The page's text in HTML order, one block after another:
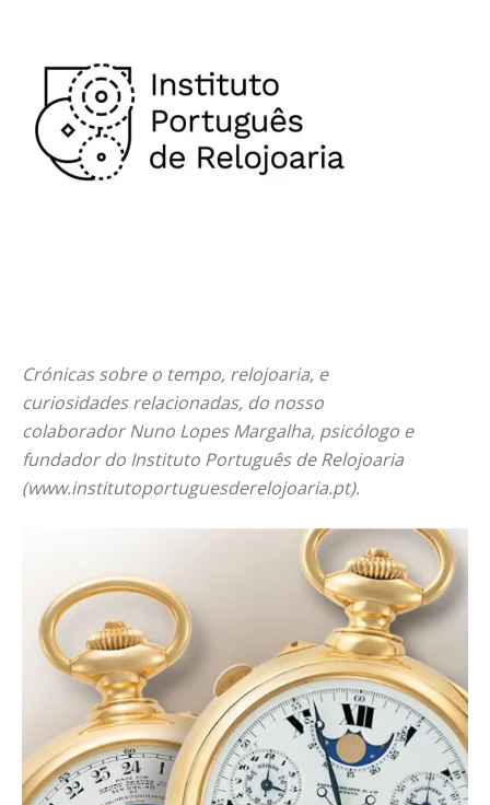
Crónicas sobre o tempo, relojoaria, e
curiosidades relacionadas, do nosso
colaborador Nuno Lopes Margalha, psicólogo e
fundador do Instituto Português de Relojoaria
(www.institutoportuguesderelojoaria.pt).